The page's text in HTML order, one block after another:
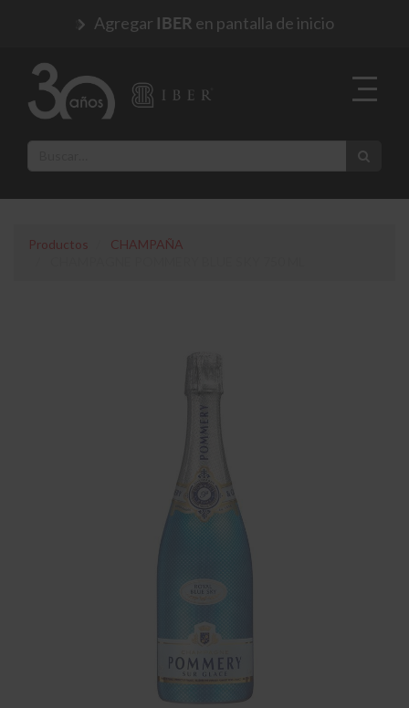
Agregar IBER en pantalla de inicio
Productos
CHAMPAÑA